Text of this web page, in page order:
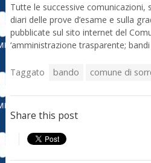
Tutte le successive comunicazioni,
diari delle prove d’esame e sulla
pubblicate sul sito internet del
‘amministrazione trasparente; bandi
Taggato bando comune di
Share this post